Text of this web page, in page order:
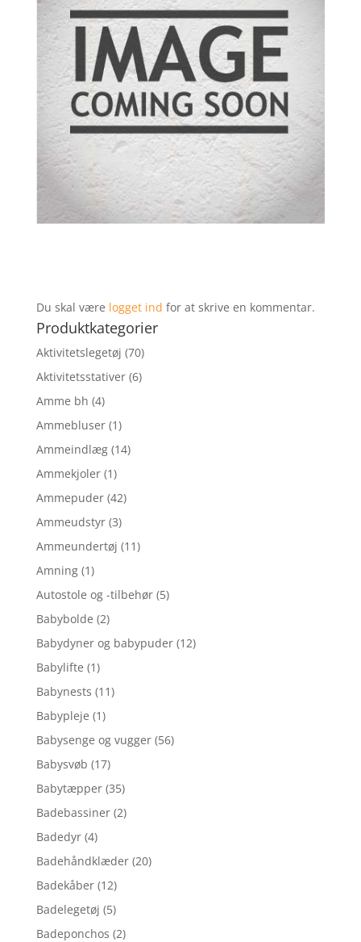
Du skal være logget ind for at skrive en kommentar.
Produktkategorier
Aktivitetslegetøj (70)
Aktivitetsstativer (6)
Amme bh (4)
Ammebluser (1)
Ammeindlæg (14)
Ammekjoler (1)
Ammepuder (42)
Ammeudstyr (3)
Ammeundertøj (11)
Amning (1)
Autostole og -tilbehør (5)
Babybolde (2)
Babydyner og babypuder (12)
Babylifte (1)
Babynests (11)
Babypleje (1)
Babysenge og vugger (56)
Babysvøb (17)
Babytæpper (35)
Badebassiner (2)
Badedyr (4)
Badehåndklæder (20)
Badekåber (12)
Badelegetøj (5)
Badeponchos (2)